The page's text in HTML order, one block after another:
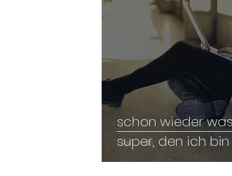
schon wieder
super, den ich